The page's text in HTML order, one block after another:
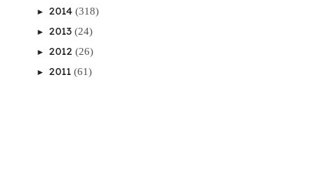
► 2014 (318)
► 2013 (24)
► 2012 (26)
► 2011 (61)